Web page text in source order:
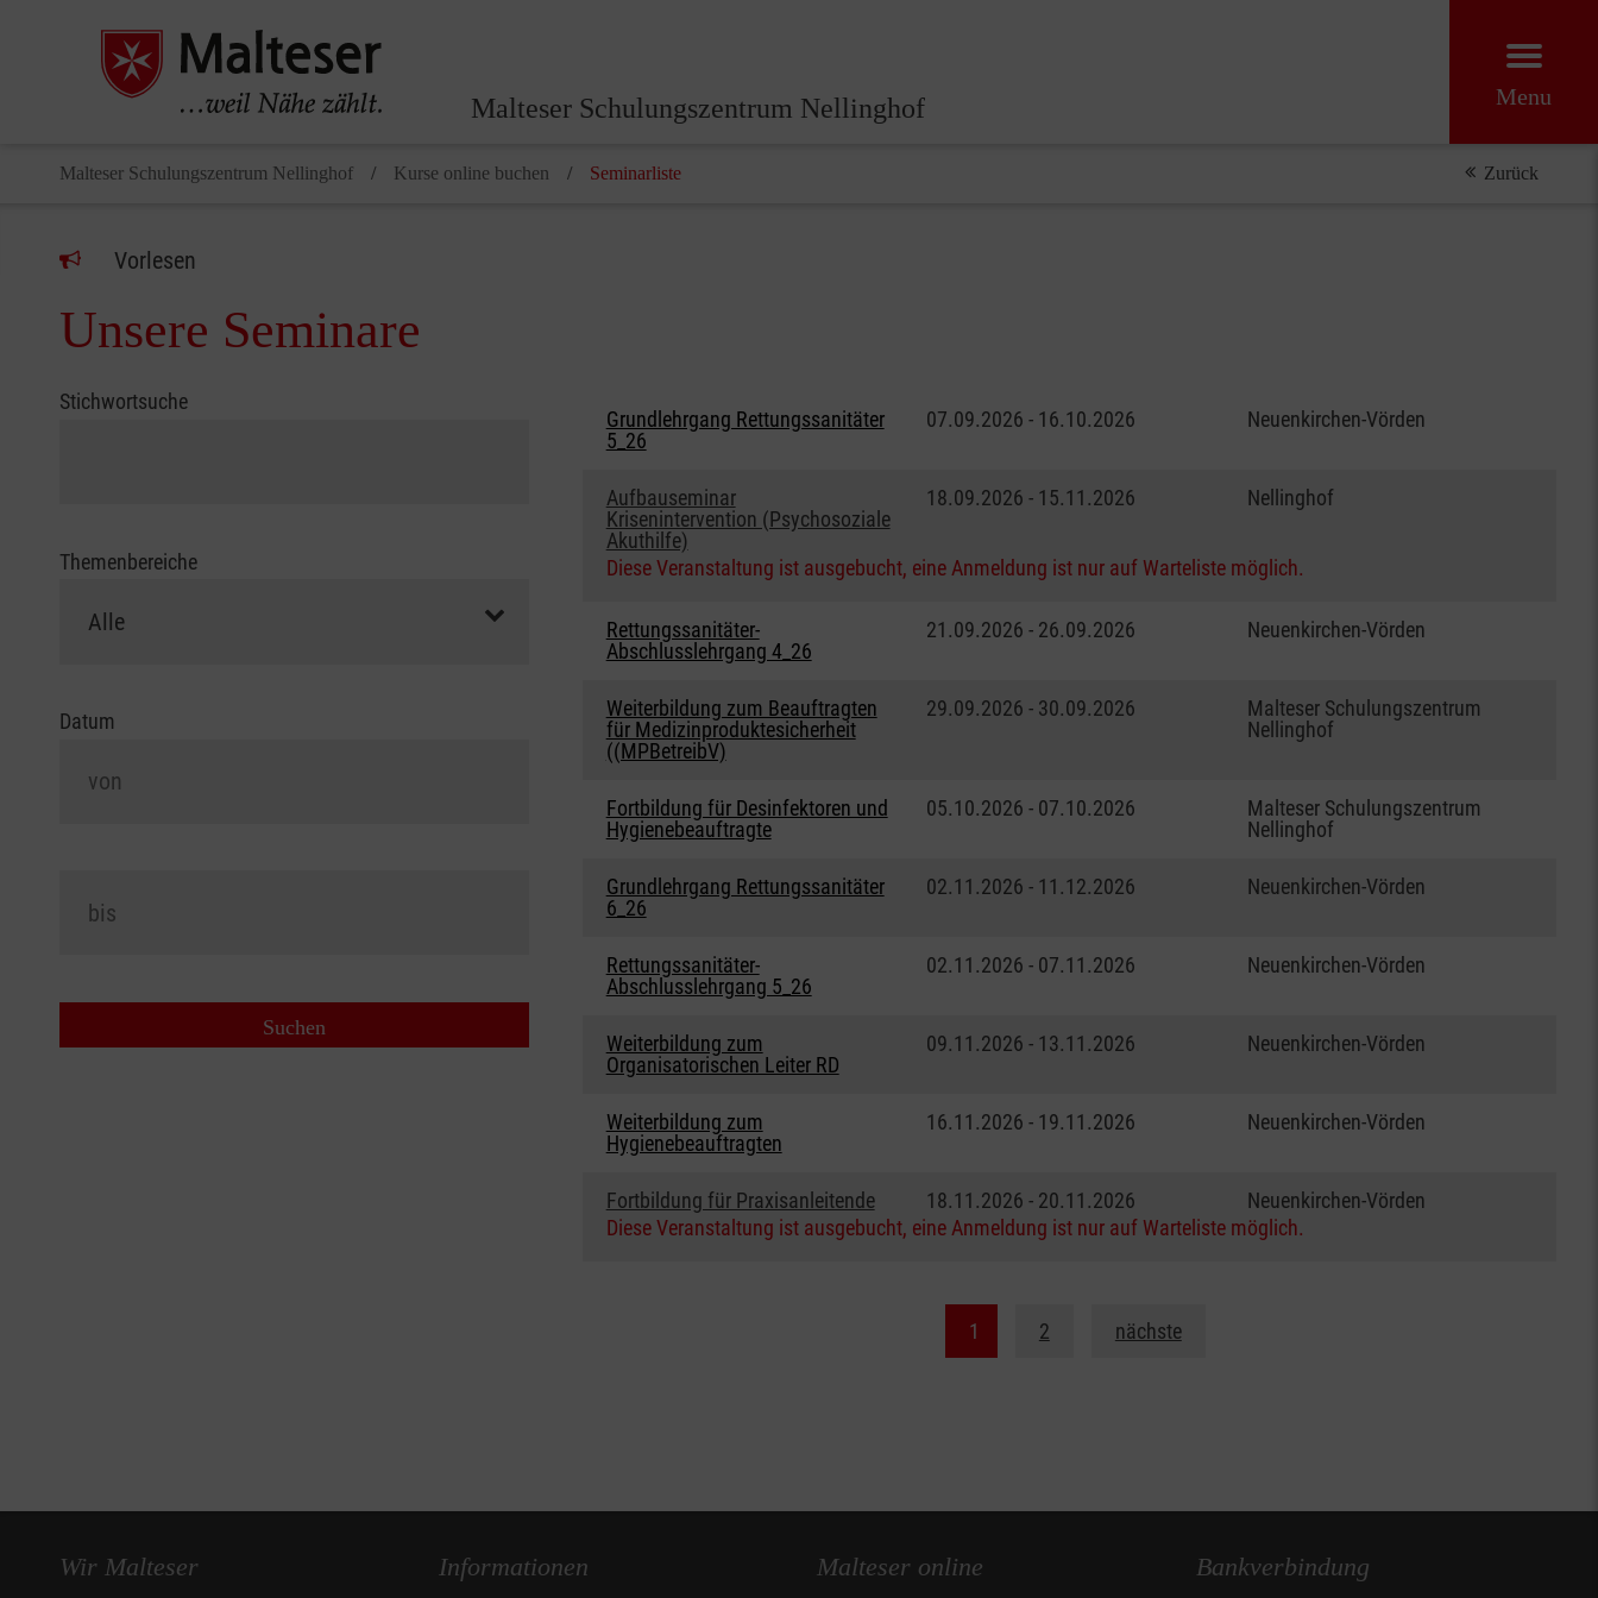
Malteser Schulungszentrum Nellinghof Menu
Malteser Schulungszentrum Nellinghof Kurse online buchen Seminarliste Zurück
Vorlesen
Unsere Seminare
Stichwortsuche
Themenbereiche
Datum
Grundlehrgang Rettungssanitäter
5_26
07.09.2026 - 16.10.2026 Neuenkirchen-Vörden
Aufbauseminar
Krisenintervention (Psychosoziale
Akuthilfe)
18.09.2026 - 15.11.2026 Nellinghof
Diese Veranstaltung ist ausgebucht, eine Anmeldung ist nur auf Warteliste möglich.
Rettungssanitäter-
Abschlusslehrgang 4_26
21.09.2026 - 26.09.2026 Neuenkirchen-Vörden
Weiterbildung zum Beauftragten
für Medizinproduktesicherheit
((MPBetreibV)
29.09.2026 - 30.09.2026
Malteser Schulungszentrum
Nellinghof
Fortbildung für Desinfektoren und
Hygienebeauftragte
05.10.2026 - 07.10.2026
Malteser Schulungszentrum
Nellinghof
Grundlehrgang Rettungssanitäter
6_26
02.11.2026 - 11.12.2026 Neuenkirchen-Vörden
Rettungssanitäter-
Abschlusslehrgang 5_26
02.11.2026 - 07.11.2026 Neuenkirchen-Vörden
Weiterbildung zum
Organisatorischen Leiter RD
09.11.2026 - 13.11.2026 Neuenkirchen-Vörden
Weiterbildung zum
Hygienebeauftragten
16.11.2026 - 19.11.2026 Neuenkirchen-Vörden
Fortbildung für Praxisanleitende 18.11.2026 - 20.11.2026
Neuenkirchen-Vörden
Diese Veranstaltung ist ausgebucht, eine Anmeldung ist nur auf Warteliste möglich.
1 2 nächste
Wir Malteser Informationen Malteser online Bankverbindung